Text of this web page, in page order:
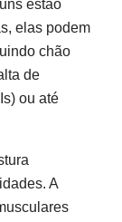
estão
elas podem
chão
de
ou até
A